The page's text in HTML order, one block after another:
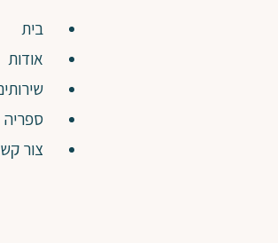
בית
אודות
ספריה
צור